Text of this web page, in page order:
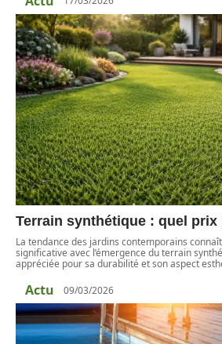
Terrain synthétique : quel
La tendance des jardins contemporains
significative avec l’émergence du terrain
appréciée pour sa durabilité et son aspect
Actu 09/03/2026